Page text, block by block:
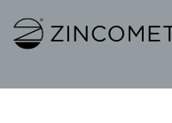
Link to homepage